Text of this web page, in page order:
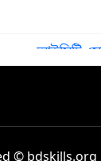
আইসিটি
গড়ে তুলতে
দক্ষ
© bdskills.org